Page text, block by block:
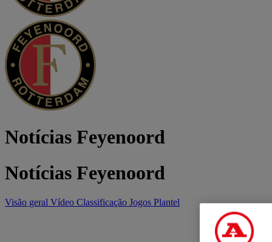
Notícias Feyenoord
Notícias Feyenoord
Visão geral Vídeo Classificação Jogos Plantel